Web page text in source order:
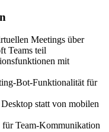
Meetings über
Teams teil
mit
Bot-Funktionalität für
statt von mobilen
für Team-Kommunikation